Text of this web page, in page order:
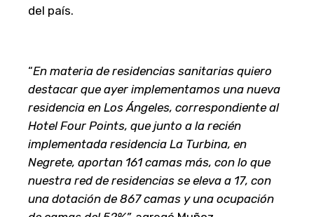
del país.
“En materia de residencias sanitarias quiero
destacar que ayer implementamos una nueva
residencia en Los Ángeles, correspondiente al
Hotel Four Points, que junto a la recién
implementada residencia La Turbina, en
Negrete, aportan 161 camas más, con lo que
nuestra red de residencias se eleva a 17, con
una dotación de 867 camas y una ocupación